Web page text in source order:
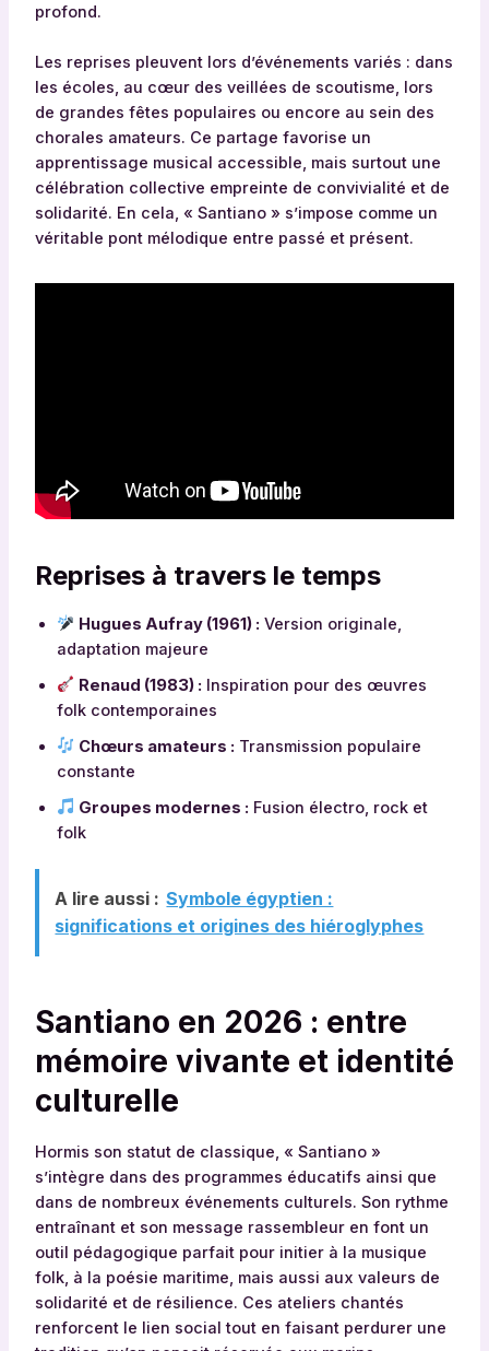
profond.
Les reprises pleuvent lors d’événements variés : dans
les écoles, au cœur des veillées de scoutisme, lors
de grandes fêtes populaires ou encore au sein des
chorales amateurs. Ce partage favorise un
apprentissage musical accessible, mais surtout une
célébration collective empreinte de convivialité et de
solidarité. En cela, « Santiano » s’impose comme un
véritable pont mélodique entre passé et présent.
Reprises à travers le temps
Hugues Aufray (1961) : Version originale,
adaptation majeure
Renaud (1983) : Inspiration pour des œuvres
folk contemporaines
Chœurs amateurs : Transmission populaire
constante
Groupes modernes : Fusion électro, rock et
folk
A lire aussi : Symbole égyptien :
significations et origines des hiéroglyphes
Santiano en 2026 : entre
mémoire vivante et identité
culturelle
Hormis son statut de classique, « Santiano »
s’intègre dans des programmes éducatifs ainsi que
dans de nombreux événements culturels. Son rythme
entraînant et son message rassembleur en font un
outil pédagogique parfait pour initier à la musique
folk, à la poésie maritime, mais aussi aux valeurs de
solidarité et de résilience. Ces ateliers chantés
renforcent le lien social tout en faisant perdurer une